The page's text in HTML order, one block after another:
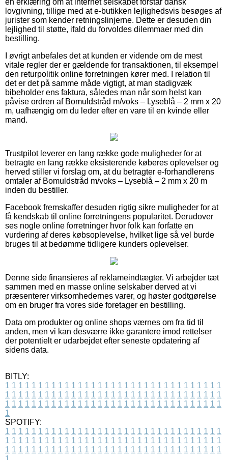
lovgivning, tillige med at e-butikken lejlighedsvis besøges af
jurister som kender retningslinjerne. Dette er desuden din
lejlighed til støtte, ifald du forvoldes dilemmaer med din
bestilling.
I øvrigt anbefales det at kunden er vidende om de mest
vitale regler der er gældende for transaktionen, til eksempel
den returpolitik online forretningen kører med. I relation til
det er det på samme måde vigtigt, at man stadigvæk
bibeholder ens faktura, således man når som helst kan
påvise ordren af Bomuldstråd m/voks – Lyseblå – 2 mm x 20
m, uafhængig om du leder efter en vare til en kvinde eller
mand.
Trustpilot leverer en lang række gode muligheder for at
betragte en lang række eksisterende køberes oplevelser og
herved stiller vi forslag om, at du betragter e-forhandlerens
omtaler af Bomuldstråd m/voks – Lyseblå – 2 mm x 20 m
inden du bestiller.
Facebook fremskaffer desuden rigtig sikre muligheder for at
få kendskab til online forretningens popularitet. Derudover
ses nogle online forretninger hvor folk kan forfatte en
vurdering af deres købsoplevelse, hvilket lige så vel burde
bruges til at bedømme tidligere kunders oplevelser.
Denne side finansieres af reklameindtægter. Vi arbejder tæt
sammen med en masse online selskaber derved at vi
præsenterer virksomhedernes varer, og høster godtgørelse
om en bruger fra vores side foretager en bestilling.
Data om produkter og online shops værnes om fra tid til
anden, men vi kan desværre ikke garantere imod rettelser
der potentielt er udarbejdet efter seneste opdatering af
sidens data.
BITLY:
1 1 1 1 1 1 1 1 1 1 1 1 1 1 1 1 1 1 1 1 1 1 1 1 1 1 1 1 1 1 1 1 1
1 1 1 1 1 1 1 1 1 1 1 1 1 1 1 1 1 1 1 1 1 1 1 1 1 1 1 1 1 1 1 1 1
1 1 1 1 1 1 1 1 1 1 1 1 1 1 1 1 1 1 1 1 1 1 1 1 1 1 1 1 1 1 1 1 1
1
SPOTIFY:
1 1 1 1 1 1 1 1 1 1 1 1 1 1 1 1 1 1 1 1 1 1 1 1 1 1 1 1 1 1 1 1 1
1 1 1 1 1 1 1 1 1 1 1 1 1 1 1 1 1 1 1 1 1 1 1 1 1 1 1 1 1 1 1 1 1
1 1 1 1 1 1 1 1 1 1 1 1 1 1 1 1 1 1 1 1 1 1 1 1 1 1 1 1 1 1 1 1 1